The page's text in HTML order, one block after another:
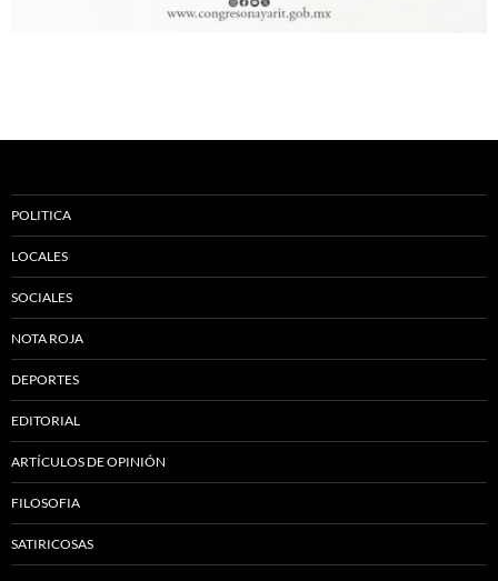
POLITICA
LOCALES
SOCIALES
NOTA ROJA
DEPORTES
EDITORIAL
ARTÍCULOS DE OPINIÓN
FILOSOFIA
SATIRICOSAS